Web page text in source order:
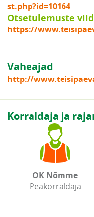
st.php?id=10164
Otsetulemuste
https://
Vaheajad
http://
Korraldaja ja
OK Nõmme
Peakorraldaja